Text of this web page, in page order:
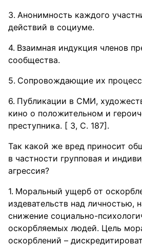
Анонимность каждого
действий в социуме.
Взаимная индукция членов
сообщества.
Сопровождающие их
Публикации в СМИ,
кино о положительном и
преступника. [ 3, С. 187].
Так какой же вред приносит
в частности групповая и
агрессия?
Моральный ущерб от
издевательств над личностью,
снижение социально-
оскорбляемых людей. Цель
оскорблений –